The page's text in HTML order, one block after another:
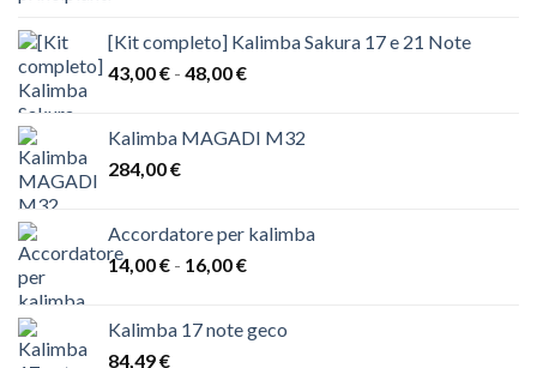
era:
57,00 €.
è:
36,00 €.
[Kit completo] Kalimba Sakura 17 e 21 Note
43,00€ - 48,00€Fascia
da
Kalimba MAGADI M32
284,00€
Accordatore per kalimba
14,00€ - 16,00€Fascia
da
Kalimba 17 note geco
84,49€